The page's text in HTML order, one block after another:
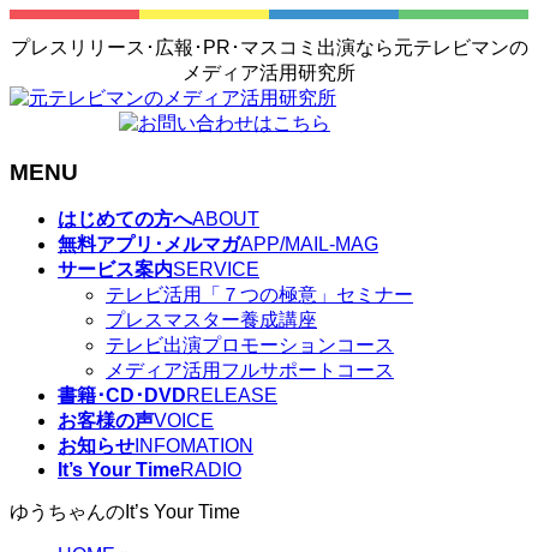
プレスリリース･広報･PR･マスコミ出演なら元テレビマンの
メディア活用研究所
MENU
はじめての方へABOUT
無料アプリ･メルマガAPP/MAIL-MAG
サービス案内SERVICE
テレビ活用「７つの極意」セミナー
プレスマスター養成講座
テレビ出演プロモーションコース
メディア活用フルサポートコース
書籍･CD･DVDRELEASE
お客様の声VOICE
お知らせ INFOMATION
It’s Your TimeRADIO
ゆうちゃんのIt’s Your Time